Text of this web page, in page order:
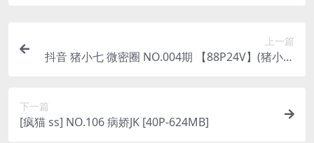
上一篇
抖音 猪小七 微密圈 NO.004期 【88P24V】(猪小七
下一篇
[疯猫 ss] NO.106 病娇JK [40P-624MB]